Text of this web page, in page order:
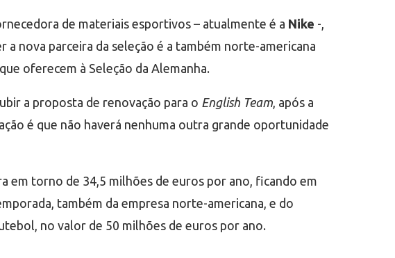
de materiais esportivos – atualmente é a Nike -,
a nova parceira da seleção é a também norte-americana
oferecem à Seleção da Alemanha.
a proposta de renovação para o English Team, após a
é que não haverá nenhuma outra grande oportunidade
em torno de 34,5 milhões de euros por ano, ficando em
também da empresa norte-americana, e do
no valor de 50 milhões de euros por ano.